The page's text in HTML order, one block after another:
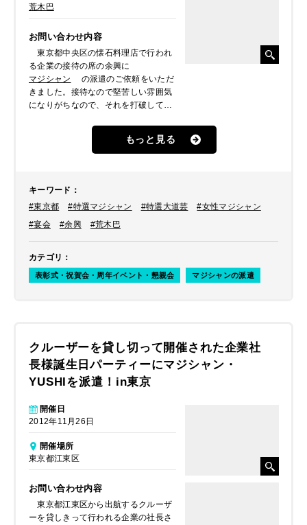
荒木巴
お問い合わせ内容
東京都中央区の懐石料理店で行われ
る企業の接待の席の余興に
マジシャン
の派遣のご依頼をいただ
きました。接待なので堅苦しい雰囲気
になりがちなので、それを打破してく
で、バラエティ番組多数出演の経験の
をご提案しました。
もっと見る
キーワード ：
#東京都
#特選マジシャン #特選大道芸
#女性マジシャン
#宴会
#余興 #荒木巴
カテゴリ ：
表彰式・祝賀会・周年イベント・懇親会 マジシャンの派遣
クルーザーを貸し切って開催された企業社
長様誕生日パーティーにマジシャン・
YUSHIを派遣！in東京
開催日
2012年11月26日
開催場所
東京都江東区
お問い合わせ内容
東京都江東区から出航するクルーザ
ーを貸しきって行われる企業の社長さ